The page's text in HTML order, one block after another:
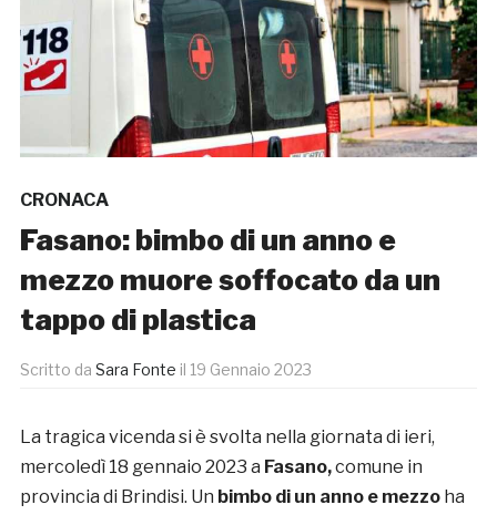
CRONACA
Fasano: bimbo di un anno e
mezzo muore soffocato da un
tappo di plastica
Scritto da Sara Fonte il 19 Gennaio 2023
La tragica vicenda si è svolta nella giornata di ieri,
mercoledì 18 gennaio 2023 a Fasano,comune in
provincia di Brindisi. Un bimbo di un anno e mezzoha